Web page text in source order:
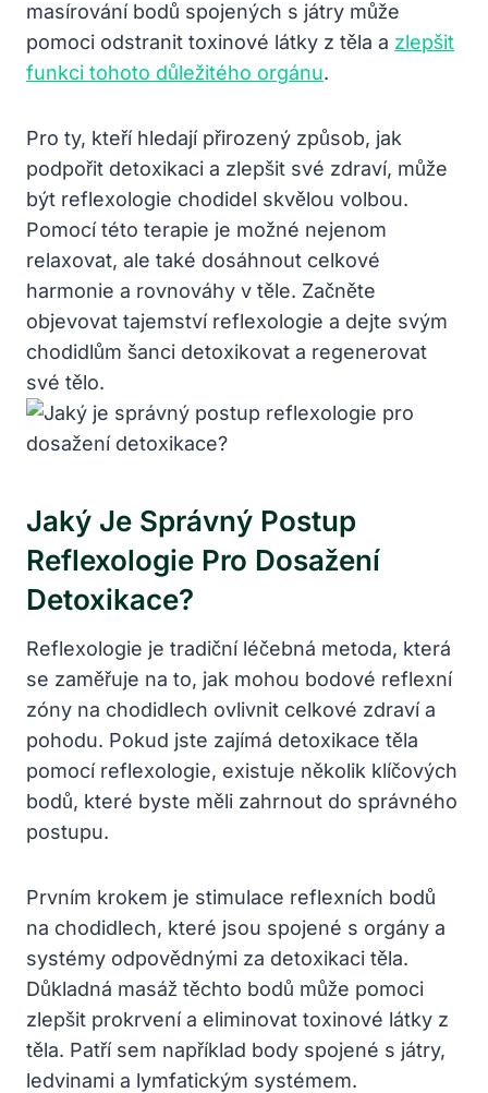
masírování bodů spojených s játry může
pomoci odstranit toxinové látky z těla a zlepšit
funkci tohoto důležitého orgánu.
Pro ty, kteří hledají přirozený způsob, jak
podpořit detoxikaci a zlepšit své zdraví, může
být reflexologie chodidel skvělou volbou.
Pomocí této terapie je možné nejenom
relaxovat, ale také dosáhnout celkové
harmonie a rovnováhy v těle. Začněte
objevovat tajemství reflexologie a dejte svým
chodidlům šanci detoxikovat a regenerovat
své tělo.
Jaký Je Správný Postup
Reflexologie Pro Dosažení
Detoxikace?
Reflexologie je tradiční léčebná metoda, která
se zaměřuje na to, jak mohou bodové reflexní
zóny na chodidlech ovlivnit celkové zdraví a
pohodu. Pokud jste zajímá detoxikace těla
pomocí reflexologie, existuje několik klíčových
bodů, které byste měli zahrnout do správného
postupu.
Prvním krokem je stimulace reflexních bodů
na chodidlech, které jsou spojené s orgány a
systémy odpovědnými za detoxikaci těla.
Důkladná masáž těchto bodů může pomoci
zlepšit prokrvení a eliminovat toxinové látky z
těla. Patří sem například body spojené s játry,
ledvinami a lymfatickým systémem.